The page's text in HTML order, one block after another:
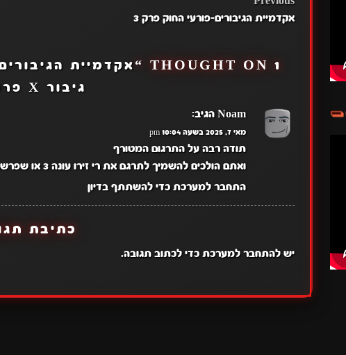
POST
אקדמיית הגיבורים-פורעי החוק פרק 3
1 THOUGHT ON “
גיבור X פרק 3
Noam הגיב:
מאי 7, 2025 בשעה 10:04 pm
תודה רבה על התרגום המטורף
ואתם הולכים להשמיך לתרגם את רי זירו עונה 3 או שפרשתם מזה?
התחבר למערכת כדי להשתתף בדיון
כתיבת
יש להתחבר למערכתכדי לכתוב תגובה.